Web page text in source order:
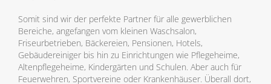
Somit sind wir der perfekte Partner für alle gewerblichen
Bereiche, angefangen vom kleinen Waschsalon,
Friseurbetrieben, Bäckereien, Pensionen, Hotels,
Gebäudereiniger bis hin zu Einrichtungen wie Pflegeheime,
Altenpflegeheime, Kindergärten und Schulen. Aber auch für
Feuerwehren, Sportvereine oder Krankenhäuser. Überall dort,